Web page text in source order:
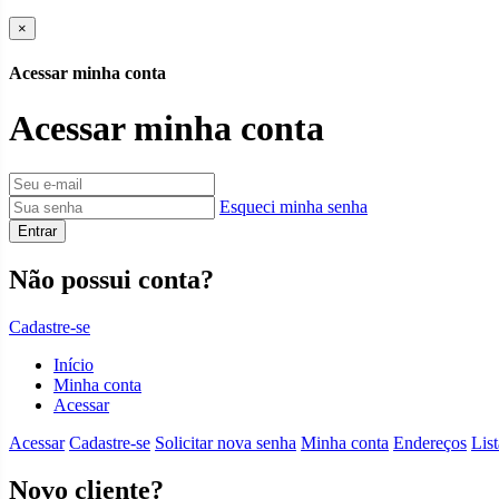
×
Acessar minha conta
Acessar minha conta
Esqueci minha senha
Entrar
Não possui conta?
Cadastre-se
Início
Minha conta
Acessar
Acessar Cadastre-se Solicitar nova senha Minha conta Endereços
Novo cliente?